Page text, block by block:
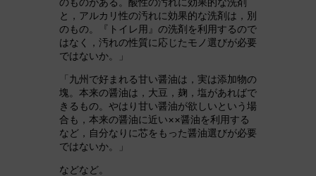
と，アルカリ性の汚れに効果的な洗剤は，別
のもの。『トイレ用』の洗剤を利用するので
はなく，汚れの性質に応じたモノ選びが必要
ではないか。」
「九州で好まれる甘い醤油は，実は添加物の
塊。本来の醤油は，大豆，麹，塩があればで
きるもの。やはり甘い醤油が欲しいという場
合も，本来の醤油に近い××醤油を利用する
など，自分なりに芯をもった醤油選びが必要
ではないか。」
などなど。